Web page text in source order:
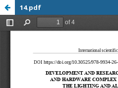
14.pdf